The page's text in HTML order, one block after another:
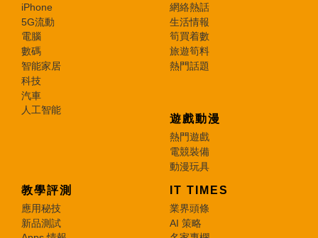
iPhone
5G流動
電腦
數碼
智能家居
科技
汽車
人工智能
網絡熱話
生活情報
筍買着數
旅遊筍料
熱門話題
遊戲動漫
熱門遊戲
電競裝備
動漫玩具
教學評測
應用秘技
新品測試
IT TIMES
業界頭條
AI 策略